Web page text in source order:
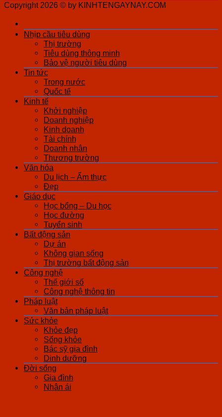
Copyright 2026 © by KINHTENGAYNAY.COM
Nhịp cầu tiêu dùng
Thị trường
Tiêu dùng thông minh
Bảo vệ người tiêu dùng
Tin tức
Trong nước
Quốc tế
Kinh tế
Khởi nghiệp
Doanh nghiệp
Kinh doanh
Tài chính
Doanh nhân
Thương trường
Văn hóa
Du lịch – Ẩm thực
Đẹp
Giáo dục
Học bổng – Du học
Học đường
Tuyển sinh
Bất động sản
Dự án
Không gian sống
Thị trường bất động sản
Công nghệ
Thế giới số
Công nghệ thông tin
Pháp luật
Văn bản pháp luật
Sức khỏe
Khỏe đẹp
Sống khỏe
Bác sỹ gia đình
Dinh dưỡng
Đời sống
Gia đình
Nhân ái